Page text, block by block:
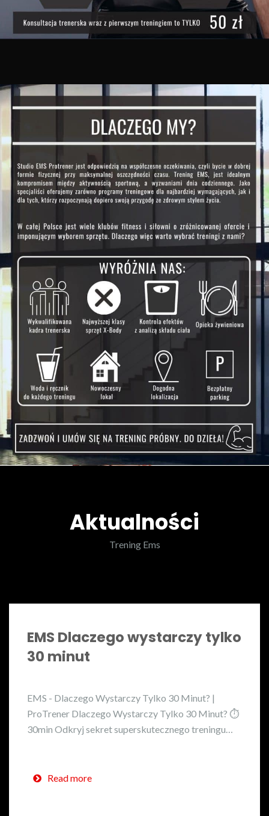
Aktualności
Trening Ems
EMS Dlaczego wystarczy tylko
30 minut
EMS - Dlaczego Wystarczy Tylko 30 Minut? |
ProTrener Dlaczego Wystarczy Tylko 30 Minut? ⏱️
30min Odkryj sekret superskutecznego treningu…
Read more